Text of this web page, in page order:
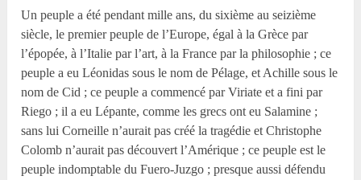
Un peuple a été pendant mille ans, du sixième au seizième
siècle, le premier peuple de l’Europe, égal à la Grèce par
l’épopée, à l’Italie par l’art, à la France par la philosophie ; ce
peuple a eu Léonidas sous le nom de Pélage, et Achille sous le
nom de Cid ; ce peuple a commencé par Viriate et a fini par
Riego ; il a eu Lépante, comme les grecs ont eu Salamine ;
sans lui Corneille n’aurait pas créé la tragédie et Christophe
Colomb n’aurait pas découvert l’Amérique ; ce peuple est le
peuple indomptable du Fuero-Juzgo ; presque aussi défendu